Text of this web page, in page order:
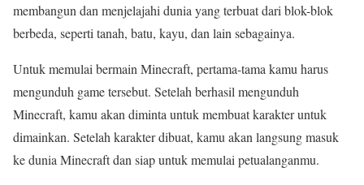
membangun dan menjelajahi dunia yang terbuat dari blok-blok
berbeda, seperti tanah, batu, kayu, dan lain sebagainya.
Untuk memulai bermain Minecraft, pertama-tama kamu harus
mengunduh game tersebut. Setelah berhasil mengunduh
Minecraft, kamu akan diminta untuk membuat karakter untuk
dimainkan. Setelah karakter dibuat, kamu akan langsung masuk
ke dunia Minecraft dan siap untuk memulai petualanganmu.